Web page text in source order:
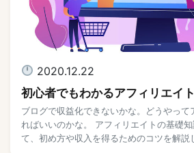
2020.12.22
初心者でもわかるアフィリエイ
ブログで収益化できないかな。どうやって
ればいいのかな。 アフィリエイトの基礎
て、初め方や収入を得るためのコツを解説